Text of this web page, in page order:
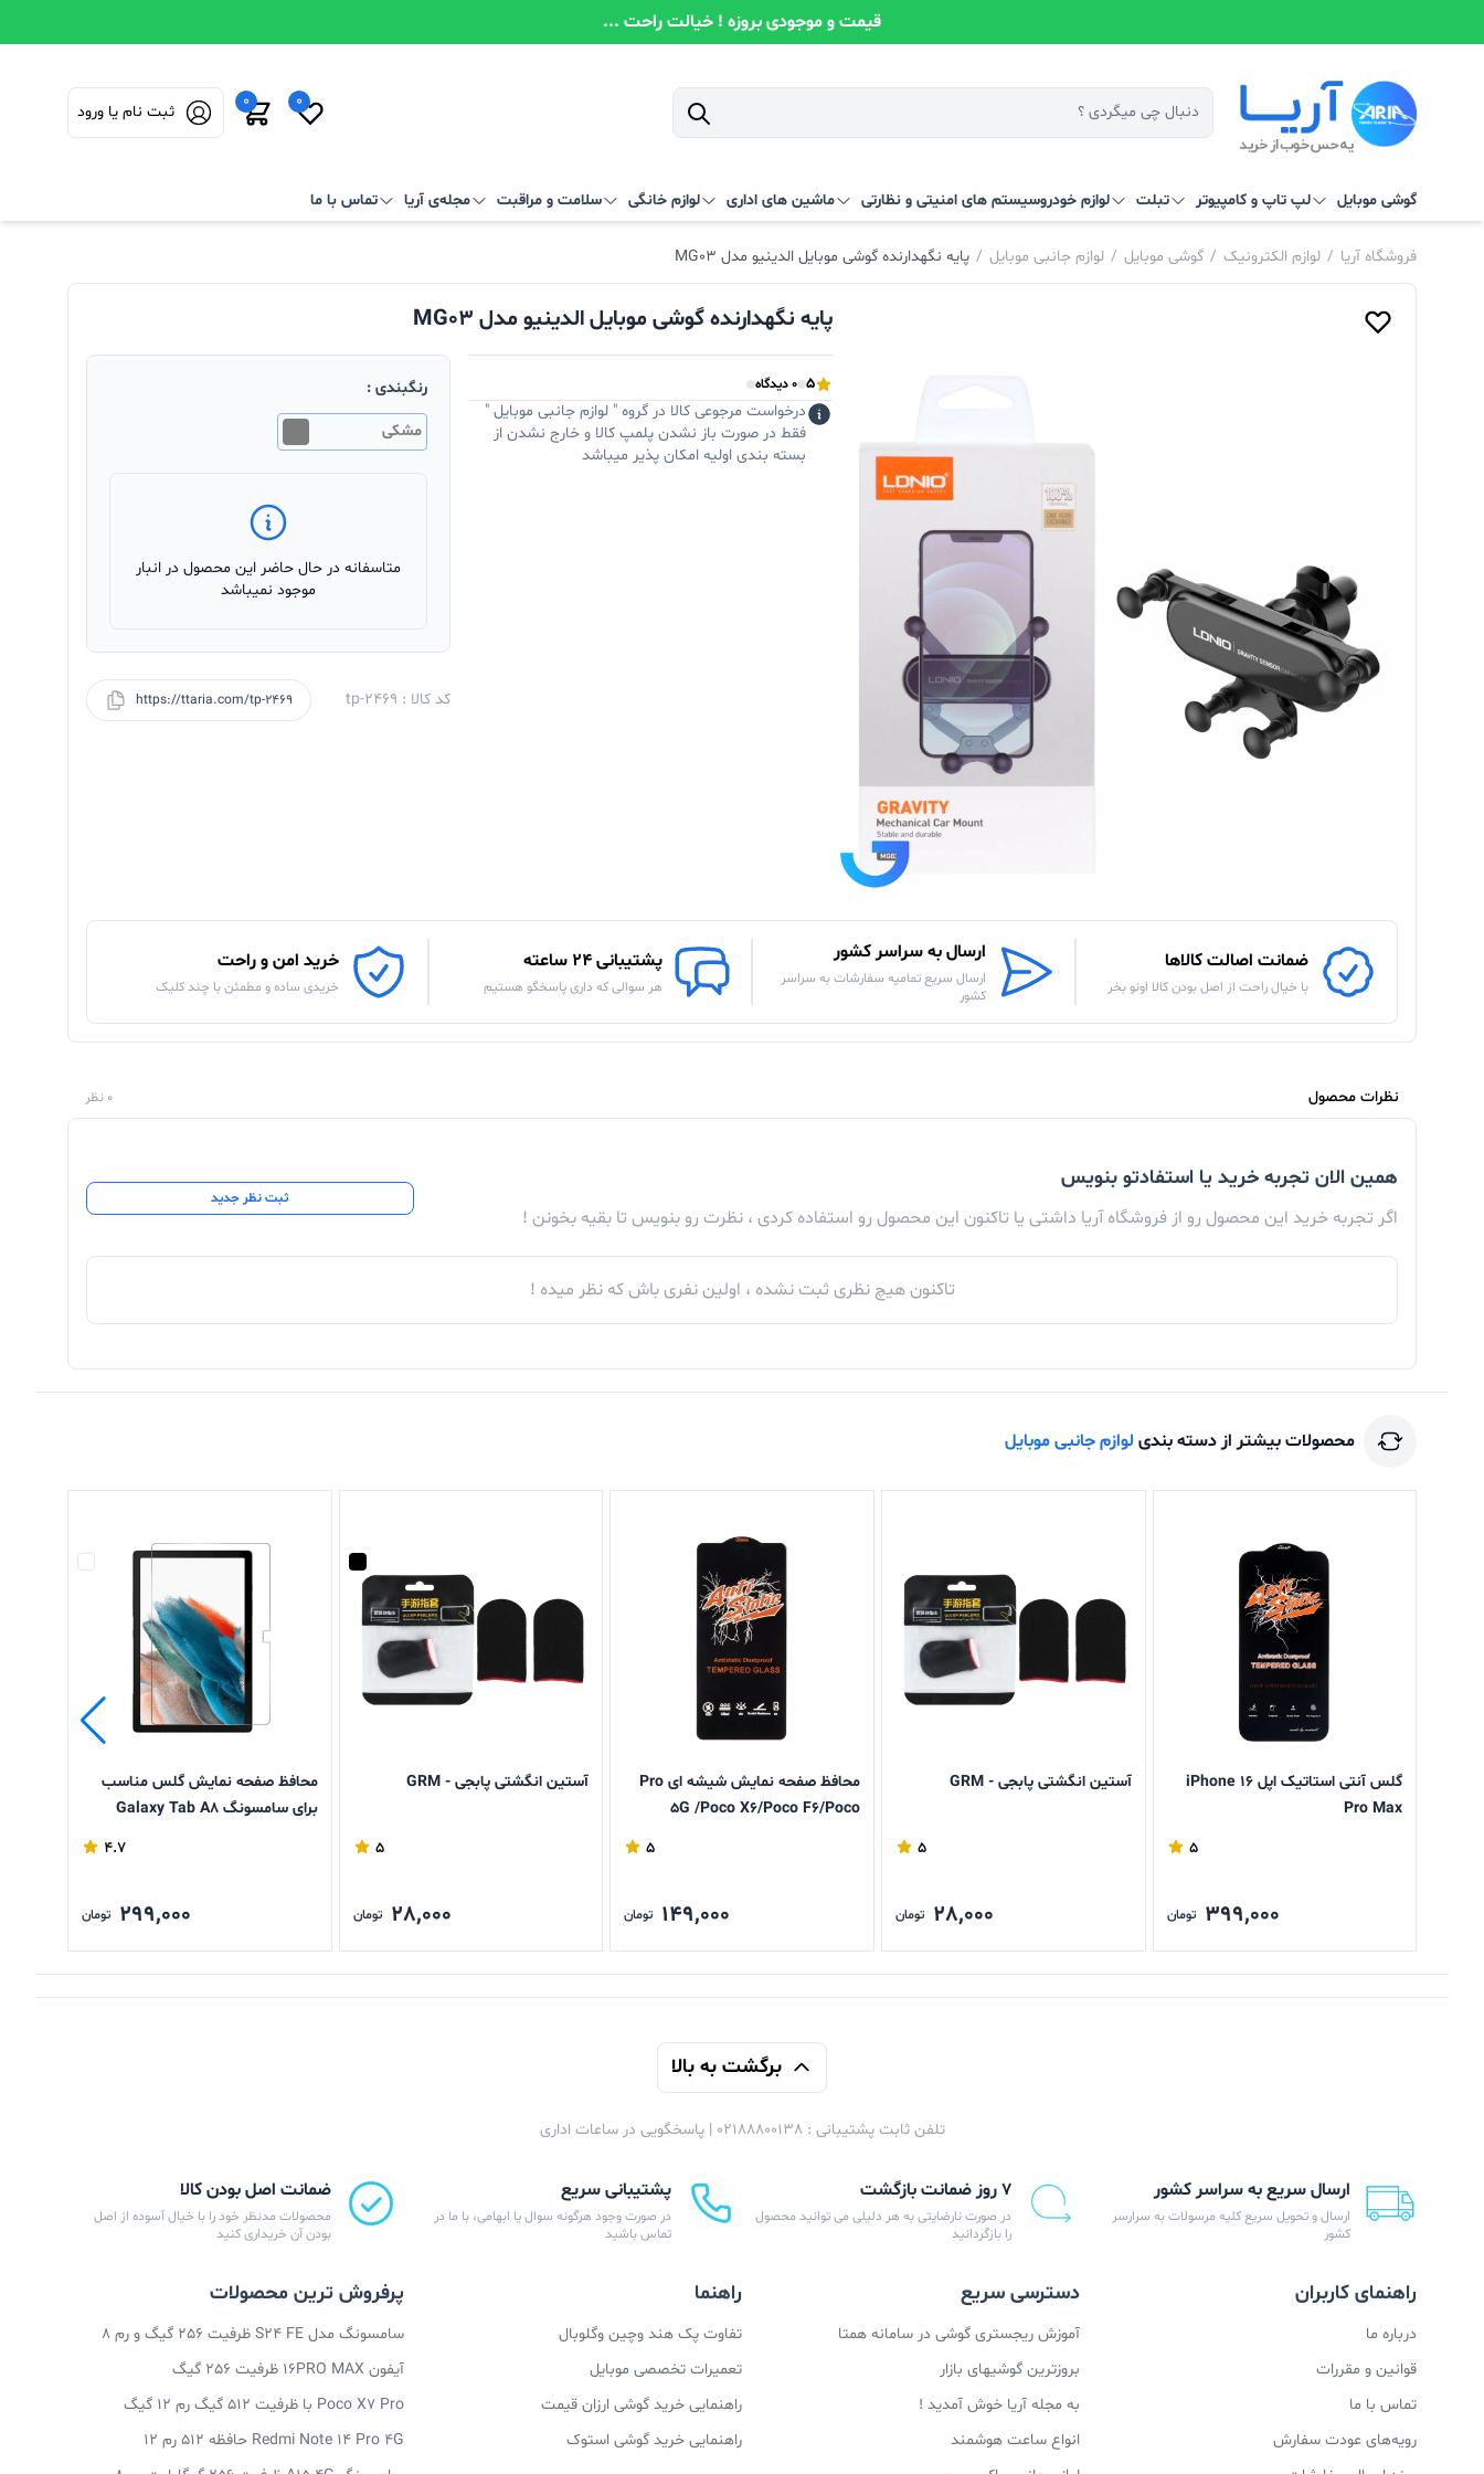
قیمت و موجودی بروزه ! خیالت راحت ...
0
0
ثبت نام یا ورود
گوشی موبایل لپ تاپ و کامپیوتر تبلت لوازم خودروسیستم‌ های امنیتی و نظارتی ماشین های اداری لوازم خانگی سلامت و مراقبت مجله‌ی آریا تماس با ما
فروشگاه آریا / لوازم الکترونیک / گوشی موبایل / لوازم جانبی موبایل / پایه نگهدارنده گوشی موبایل الدینیو مدل MG03
پایه نگهدارنده گوشی موبایل الدینیو مدل MG03
5 0 دیدگاه
درخواست مرجوعی کالا در گروه " لوازم جانبی موبایل "
فقط در صورت باز نشدن پلمپ کالا و خارج نشدن از
بسته بندی اولیه امکان پذیر میباشد
رنگبندی :
مشکی
متاسفانه در حال حاضر این محصول در انبار
موجود نمیباشد
کد کالا : tp-2469 https://ttaria.com/tp-2469
ضمانت اصالت کالاها
با خیال راحت از اصل بودن کالا اونو بخر
ارسال به سراسر کشور
ارسال سریع تمامیه سفارشات به سراسر
کشور
پشتیبانی 24 ساعته
هر سوالی که داری پاسخگو هستیم
خرید امن و راحت
خریدی ساده و مطمئن با چند کلیک
نظرات محصول 0 نظر
همین الان تجربه خرید یا استفادتو بنویس
اگر تجربه خرید این محصول رو از فروشگاه آریا داشتی یا تاکنون این محصول رو استفاده کردی ، نظرت رو بنویس تا بقیه بخونن !
ثبت نظر جدید
تاکنون هیچ نظری ثبت نشده ، اولین نفری باش که نظر میده !
محصولات بیشتر از دسته بندی لوازم جانبی موبایل
گلس آنتی استاتیک اپل iPhone 16
Pro Max
5
399,000 تومان
آستین انگشتی پابجی - GRM
5
28,000 تومان
محافظ صفحه نمایش شیشه ای Pro
5G /Poco X6/Poco F6/Poco
5
149,000 تومان
آستین انگشتی پابجی - GRM
5
28,000 تومان
محافظ صفحه نمایش گلس مناسب
برای سامسونگ Galaxy Tab A8
4.7
299,000 تومان
برگشت به بالا
تلفن ثابت پشتیبانی : 02188800138 | پاسخگویی در ساعات اداری
ارسال سریع به سراسر کشور
ارسال و تحویل سریع کلیه مرسولات به سرارسر
کشور
۷ روز ضمانت بازگشت
در صورت نارضایتی به هر دلیلی می توانید محصول
را بازگردانید
پشتیبانی سریع
در صورت وجود هرگونه سوال یا ابهامی، با ما در
تماس باشید
ضمانت اصل بودن کالا
محصولات مدنظر خود را با خیال آسوده از اصل
بودن آن خریداری کنید
راهنمای کاربران
درباره ما
قوانین و مقررات
تماس با ما
رویه‌های عودت سفارش
دسترسی سریع
آموزش ریجستری گوشی در سامانه همتا
بروزترین گوشیهای بازار
به مجله آریا خوش آمدید !
انواع ساعت هوشمند
راهنما
تفاوت پک هند وچین وگلوبال
تعمیرات تخصصی موبایل
راهنمایی خرید گوشی ارزان قیمت
راهنمایی خرید گوشی استوک
پرفروش ترین محصولات
سامسونگ مدل S24 FE ظرفیت 256 گیگ و رم 8
آیفون 16PRO MAX ظرفیت 256 گیگ
Poco X7 Pro با ظرفیت 512 گیگ رم 12 گیگ
Redmi Note 14 Pro 4G حافظه 512 رم 12